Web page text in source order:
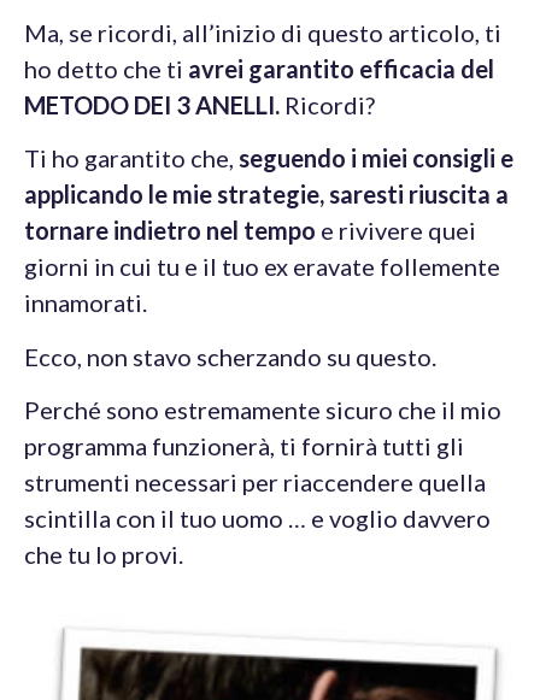
Ma, se ricordi, all’inizio di questo articolo, ti
ho detto che ti avrei garantito efficacia del
METODO DEI 3 ANELLI. Ricordi?
Ti ho garantito che, seguendo i miei consigli e
applicando le mie strategie, saresti riuscita a
tornare indietro nel tempo e rivivere quei
giorni in cui tu e il tuo ex eravate follemente
innamorati.
Ecco, non stavo scherzando su questo.
Perché sono estremamente sicuro che il mio
programma funzionerà, ti fornirà tutti gli
strumenti necessari per riaccendere quella
scintilla con il tuo uomo … e voglio davvero
che tu lo provi.